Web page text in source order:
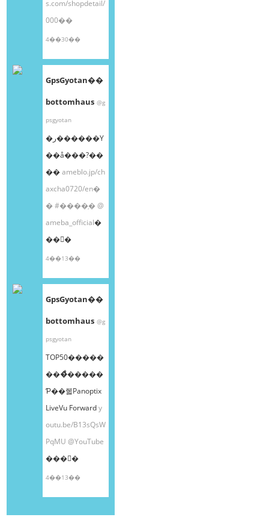
s.com/shopdetail/
000��
4��30��
GpsGyotan��
bottomhaus @g
psgyotan
�ر������Υ
��å���?��
��ameblo.jp/ch
axcha0720/en�
�#����֥�@
ameba_official�
��󤫤�
4��13��
GpsGyotan��
bottomhaus @g
psgyotan
TOP50�����
���ͤ�����
Ƥ��줿Panoptix
LiveVu Forwardy
outu.be/B13sQsW
PqMU @YouTube
���󤫤�
4��13��